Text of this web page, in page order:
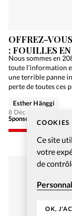
COOKIES
Ce site
votre
de
OK,
OFFREZ-
: FOUILLES
Nous sommes en
toute l’information
une terrible panne
perte de toutes ces
Sponsorisé - Alliance
Esther Hänggi
8 Déc 2020